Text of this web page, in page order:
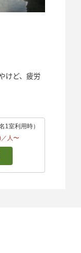
けど、疲労
1室利用時）
人〜